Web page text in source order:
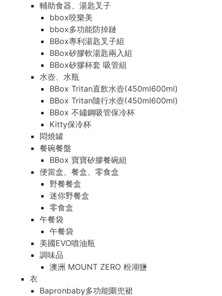
輔助食器、湯匙叉子
bbox咬樂美
bbox多功能防掉鏈
BBox專利湯匙叉子組
BBox矽膠軟湯匙兩入組
BBox矽膠杯套 吸管組
水壺、水瓶
BBox Tritan直飲水壺(450ml600ml)
BBox Tritan隨行水壺(450ml600ml)
BBox 不鏽鋼吸管保冷杯
Kitty保冷杯
悶燒罐
餐碗餐盤
BBox 寶寶矽膠餐碗組
便當盒、餐盒、零食盒
野餐餐盒
迷你野餐盒
零食盒
午餐袋
午餐袋
美國EVO噴油瓶
調味品
澳洲 MOUNT ZERO 粉湖鹽
衣
Bapronbaby多功能圍兜裙